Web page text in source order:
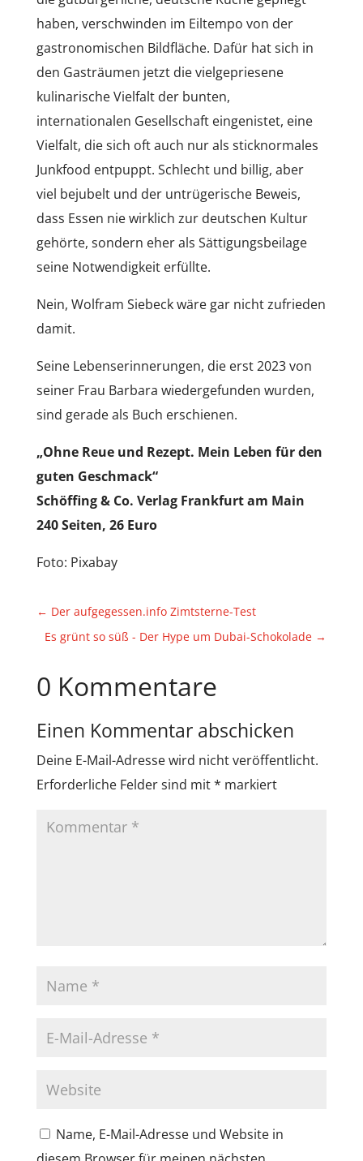
haben, verschwinden im Eiltempo von der
gastronomischen Bildfläche. Dafür hat sich in
den Gasträumen jetzt die vielgepriesene
kulinarische Vielfalt der bunten,
internationalen Gesellschaft eingenistet, eine
Vielfalt, die sich oft auch nur als sticknormales
Junkfood entpuppt. Schlecht und billig, aber
viel bejubelt und der untrügerische Beweis,
dass Essen nie wirklich zur deutschen Kultur
gehörte, sondern eher als Sättigungsbeilage
seine Notwendigkeit erfüllte.
Nein, Wolfram Siebeck wäre gar nicht zufrieden
damit.
Seine Lebenserinnerungen, die erst 2023 von
seiner Frau Barbara wiedergefunden wurden,
sind gerade als Buch erschienen.
„Ohne Reue und Rezept. Mein Leben für den
guten Geschmack“
Schöffing & Co. Verlag Frankfurt am Main
240 Seiten, 26 Euro
Foto: Pixabay
← Der aufgegessen.info Zimtsterne-Test
Es grünt so süß - Der Hype um Dubai-Schokolade →
0 Kommentare
Einen Kommentar abschicken
Deine E-Mail-Adresse wird nicht veröffentlicht.
Erforderliche Felder sind mit* markiert
Name, E-Mail-Adresse und Website in